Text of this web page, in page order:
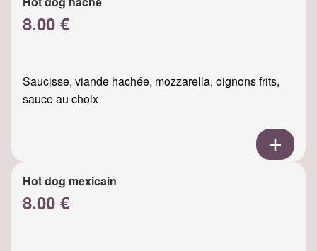
8.00 €
Saucisse, viande hachée, mozzarella, oignons frits,
sauce au choix
Hot dog mexicain
8.00 €